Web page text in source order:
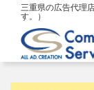
三重県の広告代理
す。）